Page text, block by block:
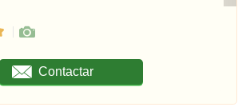
Contactar